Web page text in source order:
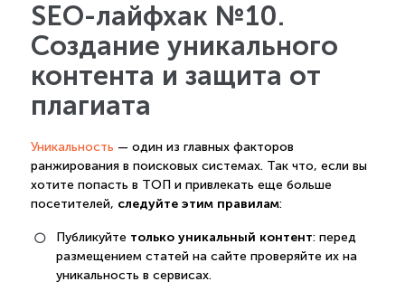
SEO-лайфхак №10.
Создание уникального
контента и защита от
плагиата
Уникальность — один из главных факторов
ранжирования в поисковых системах. Так что, если вы
хотите попасть в ТОП и привлекать еще больше
посетителей, следуйте этим правилам:
Публикуйте только уникальный контент: перед
размещением статей на сайте проверяйте их на
уникальность в сервисах.